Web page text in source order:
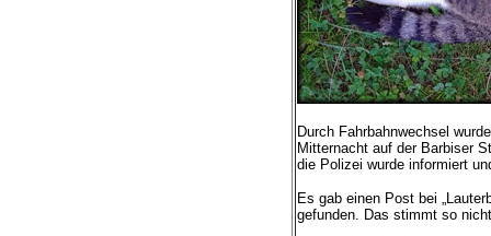
Durch Fahrbahnwechsel
Mitternacht auf der Barbiser
die Polizei wurde informiert
Es gab einen Post bei
gefunden. Das stimmt so